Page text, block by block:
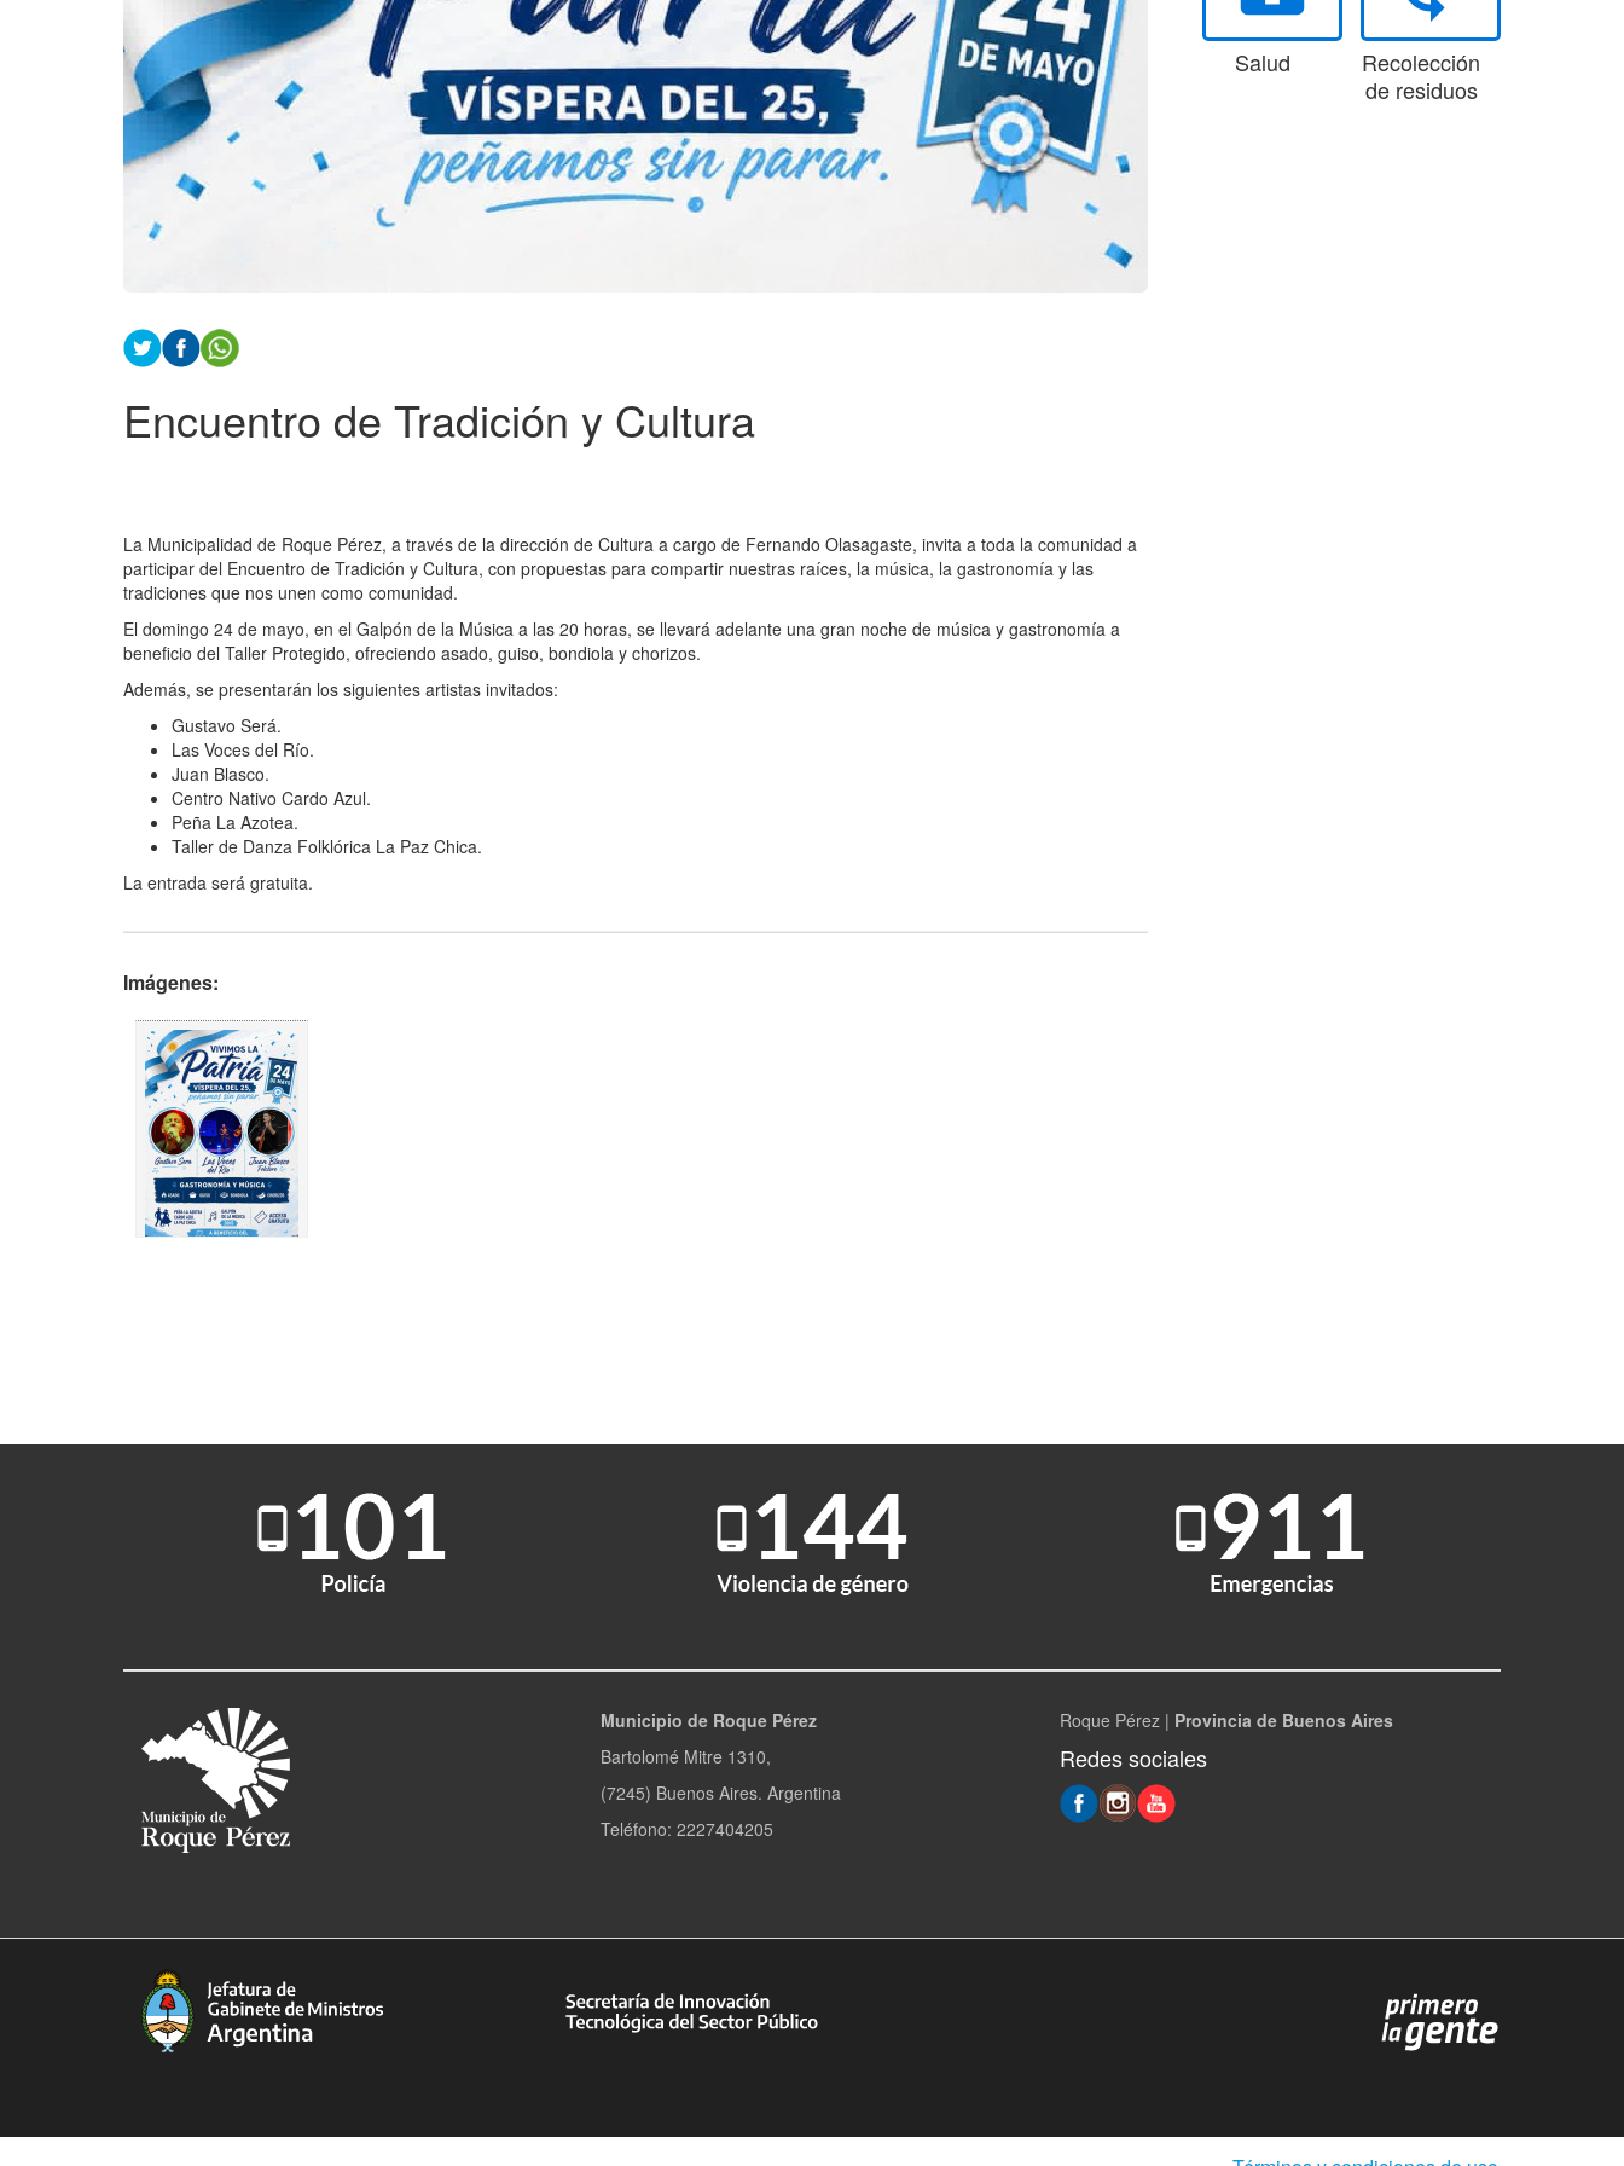
Encuentro de Tradición y Cultura
La Municipalidad de Roque Pérez, a través de la dirección de Cultura a cargo de Fernando Olasagaste, invita a toda la comunidad a
participar del Encuentro de Tradición y Cultura, con propuestas para compartir nuestras raíces, la música, la gastronomía y las
tradiciones que nos unen como comunidad.
El domingo 24 de mayo, en el Galpón de la Música a las 20 horas, se llevará adelante una gran noche de música y gastronomía a
beneficio del Taller Protegido, ofreciendo asado, guiso, bondiola y chorizos.
Además, se presentarán los siguientes artistas invitados:
Gustavo Será.
Las Voces del Río.
Juan Blasco.
Centro Nativo Cardo Azul.
Peña La Azotea.
Taller de Danza Folklórica La Paz Chica.
La entrada será gratuita.
Imágenes:
Salud
Recolección
de residuos
Municipio de Roque Pérez
Bartolomé Mitre 1310,
(7245) Buenos Aires. Argentina
Teléfono: 2227404205
Roque Pérez | Provincia de Buenos Aires
Redes sociales